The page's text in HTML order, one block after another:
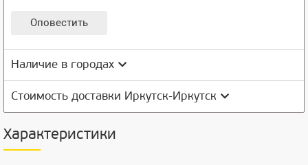
Оповестить
Наличие в городах
Стоимость доставки Иркутск-Иркутск
Характеристики